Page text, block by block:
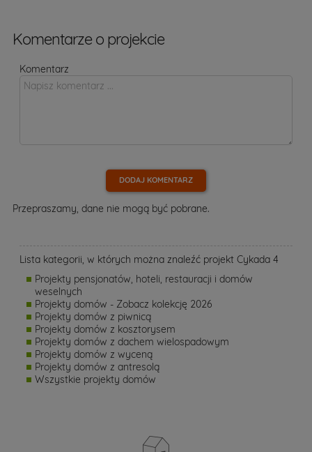
Komentarze o projekcie
Komentarz
DODAJ KOMENTARZ
Przepraszamy, dane nie mogą być pobrane.
Lista kategorii, w których można znaleźć projekt Cykada 4
Projekty pensjonatów, hoteli, restauracji i domów
weselnych
Projekty domów - Zobacz kolekcję 2026
Projekty domów z piwnicą
Projekty domów z kosztorysem
Projekty domów z dachem wielospadowym
Projekty domów z wyceną
Projekty domów z antresolą
Wszystkie projekty domów